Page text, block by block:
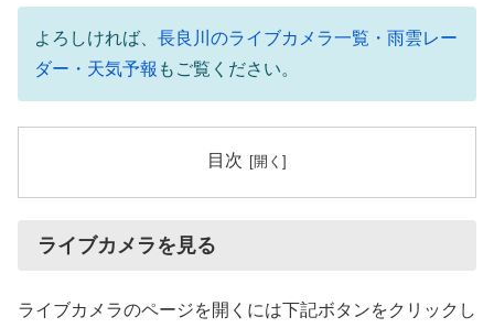
よろしければ、 長良川のライブカメラ一覧・雨雲レー
ダー・天気予報 もご覧ください。
目次
ライブカメラを見る
ライブカメラのページを開くには下記ボタンをクリックし